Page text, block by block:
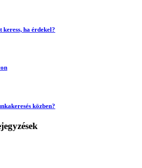
keress, ha érdekel?
közben?